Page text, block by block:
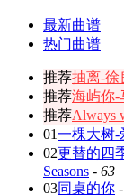
最新曲谱
热门曲谱
推荐抽离-徐
推荐海屿你-
推荐Always
01一棵大树-
02更替的四
Seasons - 63
03同桌的你 -